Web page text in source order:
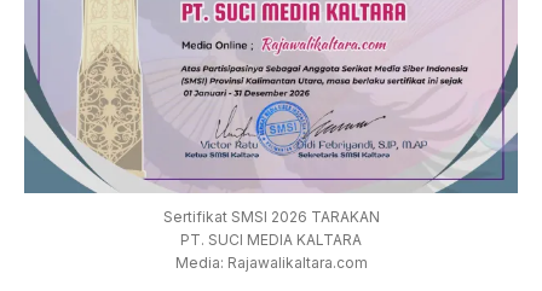
Sertifikat SMSI 2026 TARAKAN
PT. SUCI MEDIA KALTARA
Media: Rajawalikaltara.com